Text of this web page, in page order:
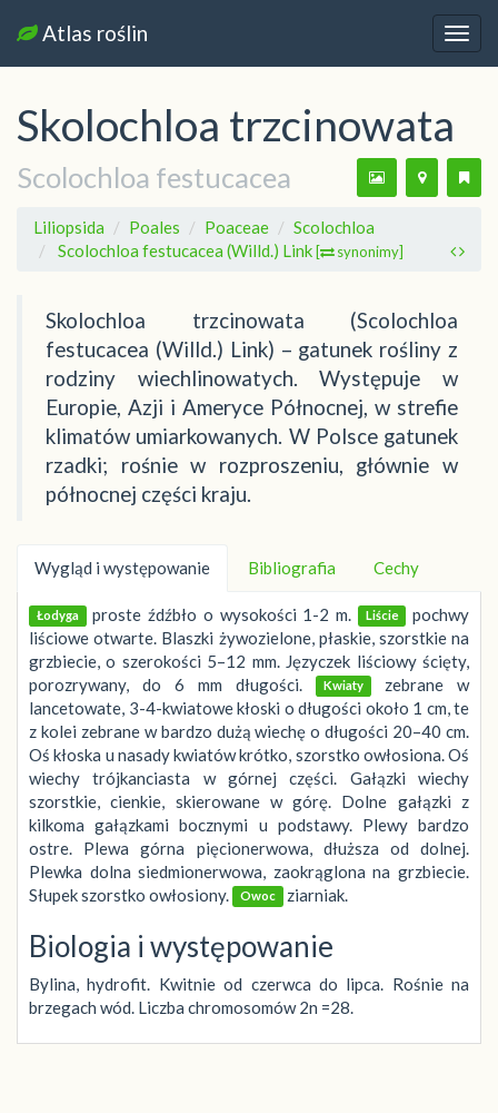
Atlas roślin
Skolochloa trzcinowata
Scolochloa festucacea
Liliopsida Poales Poaceae
Scolochloa
Scolochloa festucacea (Willd.) Link[ synonimy]
Skolochloa trzcinowata (Scolochloa
festucacea (Willd.) Link) – gatunek rośliny z
rodziny wiechlinowatych. Występuje w
Europie, Azji i Ameryce Północnej, w strefie
klimatów umiarkowanych. W Polsce gatunek
rzadki; rośnie w rozproszeniu, głównie w
północnej części kraju.
Wygląd i występowanie Bibliografia Cechy
Łodyga proste źdźbło o wysokości 1-2 m. Liście
pochwy
liściowe otwarte. Blaszki żywozielone, płaskie, szorstkie na
grzbiecie, o szerokości 5–12 mm. Języczek liściowy ścięty,
porozrywany, do 6 mm długości.
Kwiaty zebrane w
lancetowate, 3-4-kwiatowe kłoski o długości około 1 cm, te
z kolei zebrane w bardzo dużą wiechę o długości 20–40 cm.
Oś kłoska u nasady kwiatów krótko, szorstko owłosiona. Oś
wiechy trójkanciasta w górnej części. Gałązki wiechy
szorstkie, cienkie, skierowane w górę. Dolne gałązki z
kilkoma gałązkami bocznymi u podstawy. Plewy bardzo
ostre. Plewa górna pięcionerwowa, dłuższa od dolnej.
Plewka dolna siedmionerwowa, zaokrąglona na grzbiecie.
Słupek szorstko owłosiony.
Owoc ziarniak.
Biologia i występowanie
Bylina, hydrofit. Kwitnie od czerwca do lipca. Rośnie na
brzegach wód. Liczba chromosomów 2n =28.